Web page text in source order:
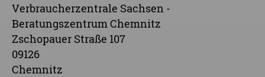
Verbraucherzentrale Sachsen -
Beratungszentrum Chemnitz
Zschopauer Straße 107
09126
Chemnitz